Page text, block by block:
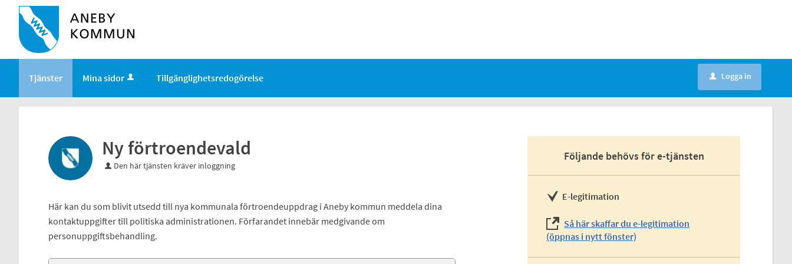
Välkommen
tjänster
Tjänster Mina sidor Tillgänglighetsredogörelse u Logga in
Ny förtroendevald
Den här tjänsten kräver inloggning
Här kan du som blivit utsedd till nya kommunala förtroendeuppdrag i Aneby kommun meddela dina
kontaktuppgifter till politiska administrationen. Förfarandet innebär medgivande om
personuppgiftsbehandling.
Följande behövs för e-tjänsten
E-legitimation
Så här skaffar du e-legitimation
(öppnas i nytt fönster)